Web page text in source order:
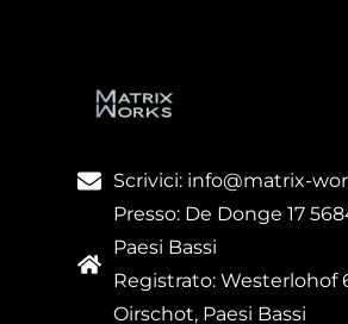
Scrivici: info@matrix-
Presso: De Donge 17
Paesi Bassi
Registrato: Westerlohof
Oirschot, Paesi Bassi